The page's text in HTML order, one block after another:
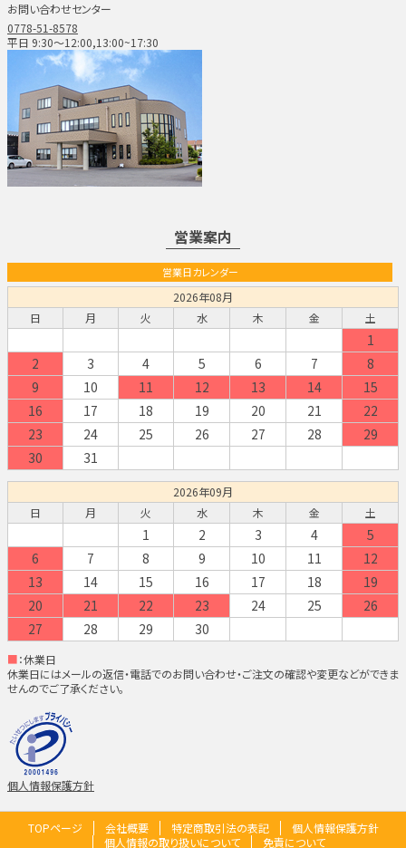
お問い合わせセンター
0778-51-8578
平日 9:30～12:00,13:00~17:30
営業案内
営業日カレンダー
2026年08月
日
月 火 水 木 金 土
1
2
3 4 5 6 7
8
9
10 11 12 13 14
15
16
17 18 19 20 21
22
23
24 25 26 27 28
29
30
31
2026年09月
日
月 火 水 木 金 土
1 2 3 4
5
6
7 8 9 10 11
12
13
14 15 16 17 18
19
20
21 22 23 24 25
26
27
28 29 30
■：休業日
休業日にはメールの返信・電話でのお問い合わせ・ご注文の確認や変更などができま
せんのでご了承ください。
個人情報保護方針
TOPページ 会社概要 特定商取引法の表記
個人情報保護方針
個人情報の取り扱いについて
免責について